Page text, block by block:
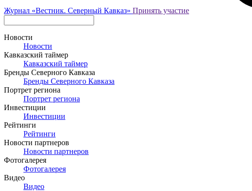
Журнал «Вестник. Северный Кавказ» Принять участие
Новости
Новости
Кавказский таймер
Кавказский таймер
Бренды Северного Кавказа
Бренды Северного Кавказа
Портрет региона
Портрет региона
Инвестиции
Инвестиции
Рейтинги
Рейтинги
Новости партнеров
Новости партнеров
Фотогалерея
Фотогалерея
Видео
Видео